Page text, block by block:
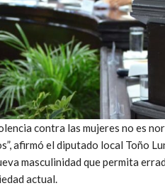
contra las mujeres no es
afirmó el diputado local Toño
masculinidad que permita
actual.